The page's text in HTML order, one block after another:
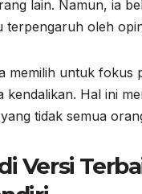
lain. Namun, ia
terpengaruh oleh
memilih untuk fokus
kendalikan. Hal ini
tidak semua
Versi